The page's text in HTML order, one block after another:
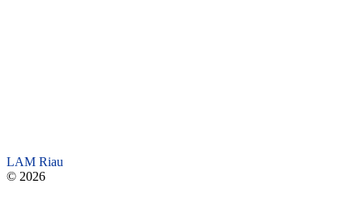
LAM Riau
© 2026